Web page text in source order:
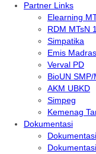
Partner Links
Elearning
RDM MTsN
Simpatika
Emis
Verval PD
BioUN SMP/
AKM UBKD
Simpeg
Kemenag
Dokumentasi